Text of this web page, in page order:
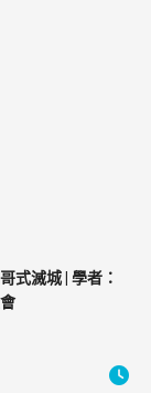
式滅城 | 學者：